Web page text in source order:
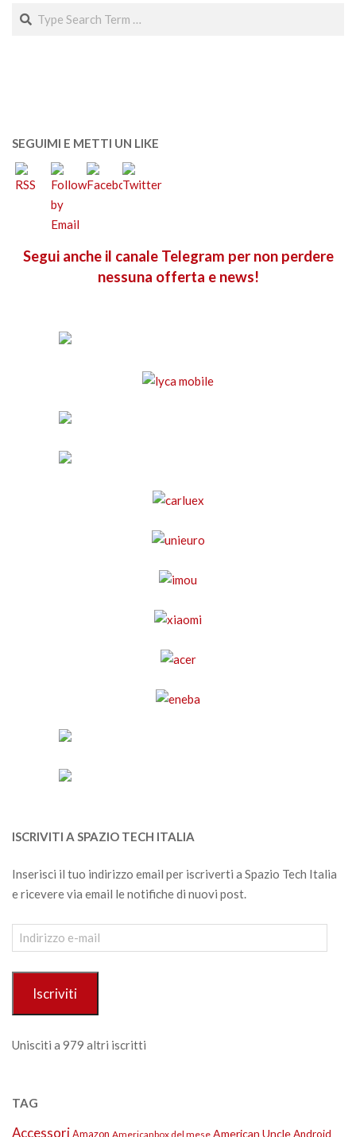
Search
SEGUIMI E METTI UN LIKE
Segui anche il canale Telegram per non perdere
nessuna offerta e news!
ISCRIVITI A SPAZIO TECH ITALIA
Inserisci il tuo indirizzo email per iscriverti a Spazio Tech Italia
e ricevere via email le notifiche di nuovi post.
Indirizzo
e-
Iscriviti
Unisciti a 979 altri iscritti
TAG
AccessoriAmazon Americanbox del mese American UncleAndroid